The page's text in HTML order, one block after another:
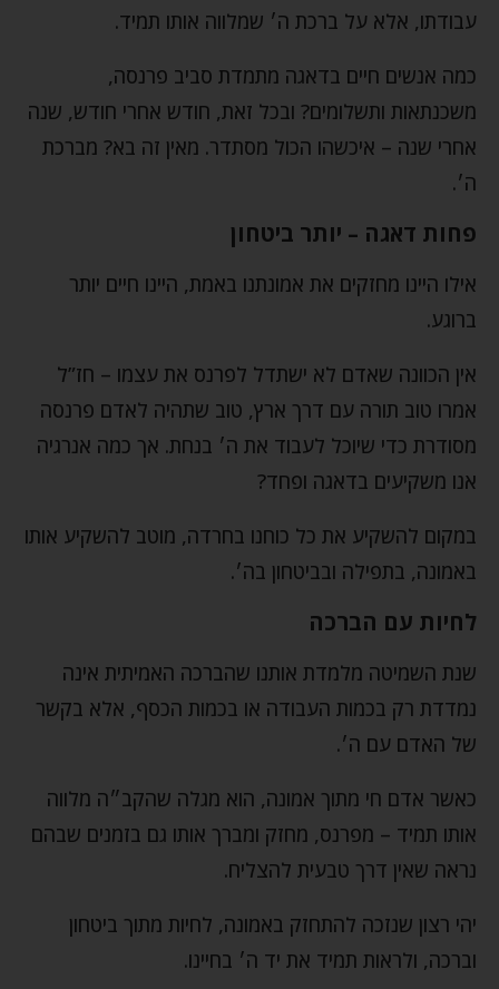
עבודתו, אלא על ברכת ה׳ שמלווה אותו תמיד.
כמה אנשים חיים בדאגה מתמדת סביב פרנסה,
משכנתאות ותשלומים? ובכל זאת, חודש אחרי חודש, שנה
אחרי שנה – איכשהו הכול מסתדר. מאין זה בא? מברכת
ה׳.
פחות דאגה – יותר ביטחון
אילו היינו מחזקים את אמונתנו באמת, היינו חיים יותר
ברוגע.
אין הכוונה שאדם לא ישתדל לפרנס את עצמו – חז”ל
אמרו טוב תורה עם דרך ארץ, טוב שתהיה לאדם פרנסה
מסודרת כדי שיוכל לעבוד את ה׳ בנחת. אך כמה אנרגיה
אנו משקיעים בדאגה ופחד?
במקום להשקיע את כל כוחנו בחרדה, מוטב להשקיע אותו
באמונה, בתפילה ובביטחון בה׳.
לחיות עם הברכה
שנת השמיטה מלמדת אותנו שהברכה האמיתית אינה
נמדדת רק בכמות העבודה או בכמות הכסף, אלא בקשר
של האדם עם ה׳.
כאשר אדם חי מתוך אמונה, הוא מגלה שהקב״ה מלווה
אותו תמיד – מפרנס, מחזק ומברך אותו גם בזמנים שבהם
נראה שאין דרך טבעית להצליח.
יהי רצון שנזכה להתחזק באמונה, לחיות מתוך ביטחון
וברכה, ולראות תמיד את יד ה׳ בחיינו.